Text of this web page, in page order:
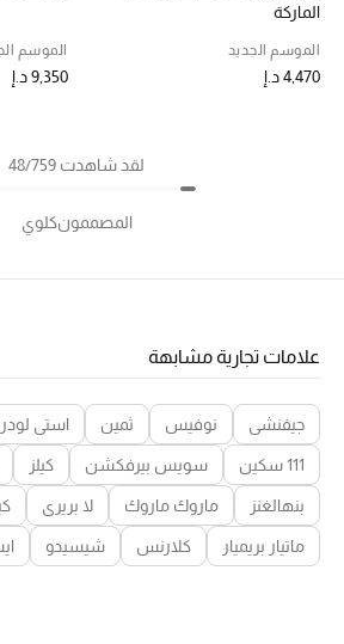
الماركة
الموسم الجديد
4,470 د.إ
الموسم
9,350 د.إ
لقد شاهدت 48/759
المصممونكلوي
علامات تجارية مشابهة
جيفنشي نوفيس ثمين استي لودر
111 سكين سويس بيرفكشن كيلز
بنهالغنز ماروك ماروك لا بريري
ماتيار بريميار كلارنس شيسيدو